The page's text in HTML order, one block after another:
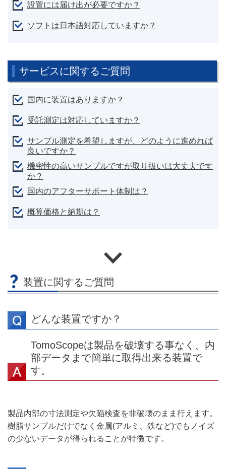
設置には届け出が必要ですか？
ソフトは日本語対応していますか？
サービスに関するご質問
国内に装置はありますか？
受託測定は対応していますか？
サンプル測定を希望しますが、どのように進めれば
良いですか？
機密性の高いサンプルですが取り扱いは大丈夫です
か？
国内のアフターサポート体制は？
概算価格と納期は？
装置に関するご質問
どんな装置ですか？
TomoScopeは製品を破壊する事なく、内
部データまで簡単に取得出来る装置で
す。
製品内部の寸法測定や欠陥検査を非破壊のまま行えます。
樹脂サンプルだけでなく金属(アルミ、鉄など)でもノイズ
の少ないデータが得られることが特徴です。